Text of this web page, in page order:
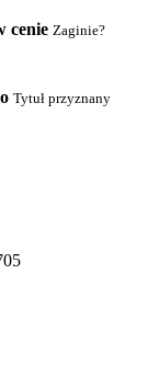
cenie Zaginie?
Tytuł przyznany